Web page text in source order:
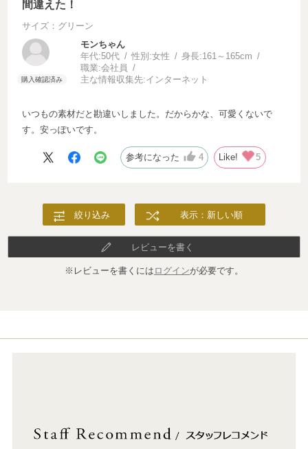
間違えた！
サイズ：グリーン
モンちゃん
年代:50代 性別:女性 身長:161～165cm
職業:会社員
主な情報収集先:インターネット
いつもの素材だと勘違いしました。だからかな、可愛くないで
す。安っぽいです。
参考になった 4 Like! 5
絞り込み 表示：新しい順
レビューを書く
※レビューを書くには ログインが必要です。